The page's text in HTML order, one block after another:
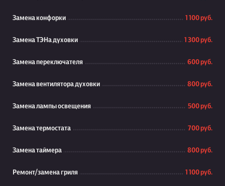
Замена конфорки 1 100 руб.
Замена ТЭНа духовки 1 300 руб.
Замена переключателя 600 руб.
Замена вентилятора духовки 800 руб.
Замена лампы освещения 500 руб.
Замена термостата 700 руб.
Замена таймера 800 руб.
Ремонт/замена гриля 1 100 руб.